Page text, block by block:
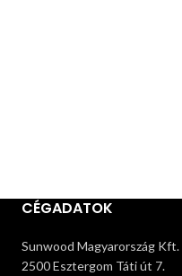
CÉGADATOK
Sunwood Magyarország Kft.
2500 Esztergom Táti út 7.